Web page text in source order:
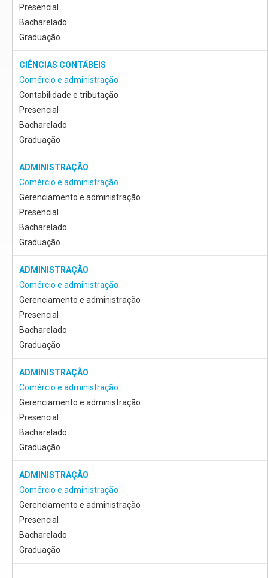
Presencial
Bacharelado
Graduação
CIÊNCIAS CONTÁBEIS
Comércio e administração
Contabilidade e tributação
Presencial
Bacharelado
Graduação
ADMINISTRAÇÃO
Comércio e administração
Gerenciamento e administração
Presencial
Bacharelado
Graduação
ADMINISTRAÇÃO
Comércio e administração
Gerenciamento e administração
Presencial
Bacharelado
Graduação
ADMINISTRAÇÃO
Comércio e administração
Gerenciamento e administração
Presencial
Bacharelado
Graduação
ADMINISTRAÇÃO
Comércio e administração
Gerenciamento e administração
Presencial
Bacharelado
Graduação